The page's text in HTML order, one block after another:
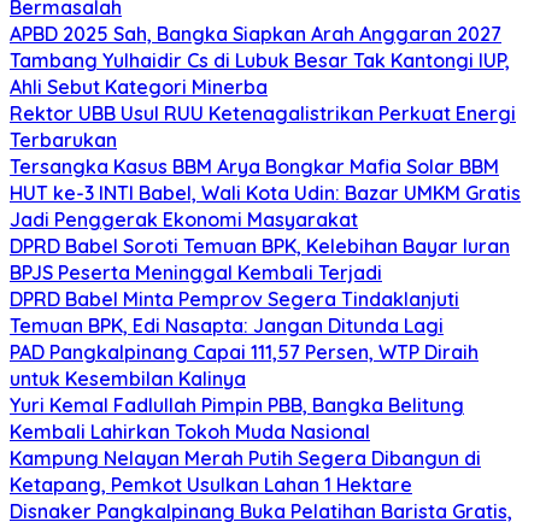
Bermasalah
APBD 2025 Sah, Bangka Siapkan Arah Anggaran 2027
Tambang Yulhaidir Cs di Lubuk Besar Tak Kantongi IUP,
Ahli Sebut Kategori Minerba
Rektor UBB Usul RUU Ketenagalistrikan Perkuat Energi
Terbarukan
Tersangka Kasus BBM Arya Bongkar Mafia Solar BBM
HUT ke-3 INTI Babel, Wali Kota Udin: Bazar UMKM Gratis
Jadi Penggerak Ekonomi Masyarakat
DPRD Babel Soroti Temuan BPK, Kelebihan Bayar Iuran
BPJS Peserta Meninggal Kembali Terjadi
DPRD Babel Minta Pemprov Segera Tindaklanjuti
Temuan BPK, Edi Nasapta: Jangan Ditunda Lagi
PAD Pangkalpinang Capai 111,57 Persen, WTP Diraih
untuk Kesembilan Kalinya
Yuri Kemal Fadlullah Pimpin PBB, Bangka Belitung
Kembali Lahirkan Tokoh Muda Nasional
Kampung Nelayan Merah Putih Segera Dibangun di
Ketapang, Pemkot Usulkan Lahan 1 Hektare
Disnaker Pangkalpinang Buka Pelatihan Barista Gratis,